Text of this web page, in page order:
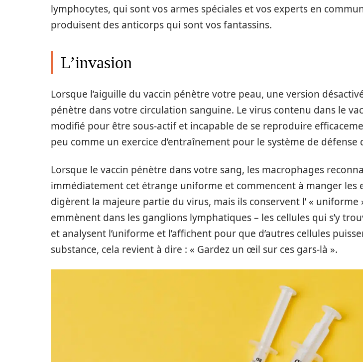
lymphocytes, qui sont vos armes spéciales et vos experts en
produisent des anticorps qui sont vos fantassins.
L’invasion
Lorsque l’aiguille du vaccin pénètre votre peau, une version
pénètre dans votre circulation sanguine. Le virus contenu dans le
modifié pour être sous-actif et incapable de se reproduire
peu comme un exercice d’entraînement pour le système de défense
Lorsque le vaccin pénètre dans votre sang, les macrophages
immédiatement cet étrange uniforme et commencent à manger les
digèrent la majeure partie du virus, mais ils conservent l’ « uniforme
emmènent dans les ganglions lymphatiques – les cellules qui s’y
et analysent l’uniforme et l’affichent pour que d’autres cellules
substance, cela revient à dire : « Gardez un œil sur ces gars-là ».